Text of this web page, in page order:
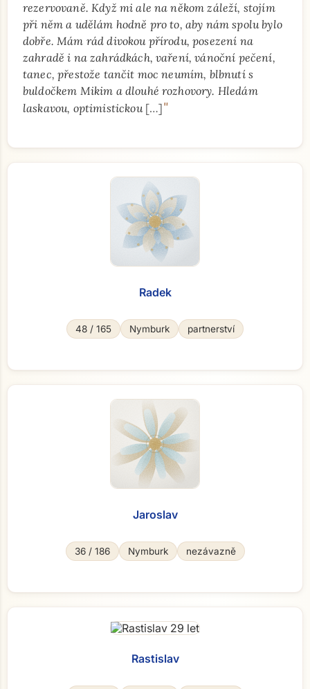
rezervovaně. Když mi ale na někom záleží, stojím
při něm a udělám hodně pro to, aby nám spolu bylo
dobře. Mám rád divokou přírodu, posezení na
zahradě i na zahrádkách, vaření, vánoční pečení,
tanec, přestože tančit moc neumím, blbnutí s
buldočkem Mikim a dlouhé rozhovory. Hledám
laskavou, optimistickou […]"
Radek
48 / 165 Nymburk partnerství
Jaroslav
36 / 186 Nymburk nezávazně
Rastislav